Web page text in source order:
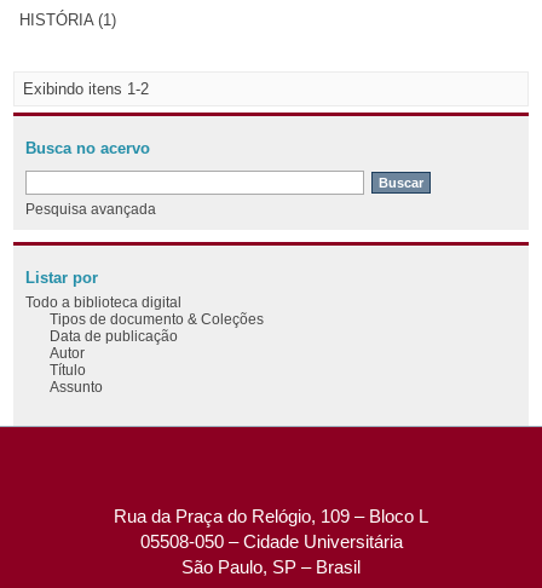
HISTÓRIA (1)
Exibindo itens 1-2
Busca no acervo
Pesquisa avançada
Listar por
Todo a biblioteca digital
Tipos de documento & Coleções
Data de publicação
Autor
Título
Assunto
Rua da Praça do Relógio, 109 – Bloco L
05508-050 – Cidade Universitária
São Paulo, SP – Brasil